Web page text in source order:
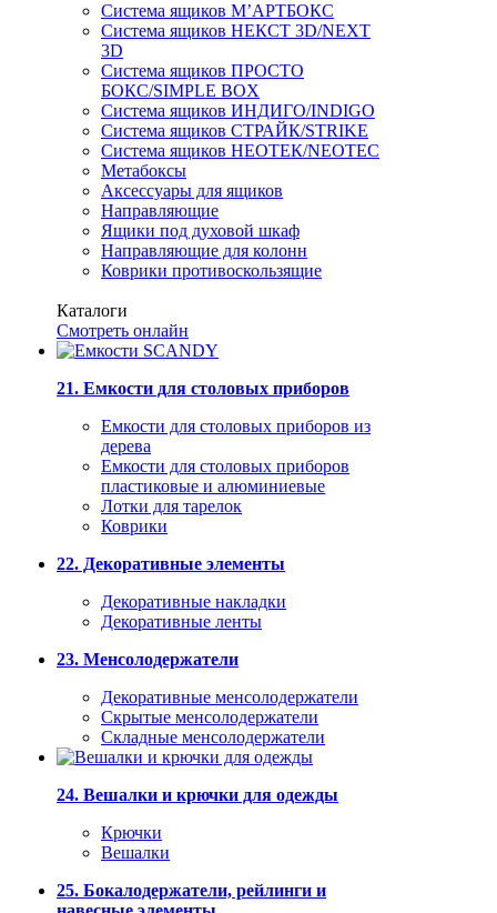
Система ящиков М’АРТБОКС
Система ящиков НЕКСТ 3D/NEXT
3D
Система ящиков ПРОСТО
БОКС/SIMPLE BOX
Система ящиков ИНДИГО/INDIGO
Система ящиков СТРАЙК/STRIKE
Система ящиков НЕОТЕК/NEOTEC
Метабоксы
Аксессуары для ящиков
Направляющие
Ящики под духовой шкаф
Направляющие для колонн
Коврики противоскользящие
Каталоги
Смотреть онлайн
21. Емкости для столовых приборов
Емкости для столовых приборов из
дерева
Емкости для столовых приборов
пластиковые и алюминиевые
Лотки для тарелок
Коврики
22. Декоративные элементы
Декоративные накладки
Декоративные ленты
23. Менсолодержатели
Декоративные менсолодержатели
Скрытые менсолодержатели
Складные менсолодержатели
24. Вешалки и крючки для одежды
Крючки
Вешалки
25. Бокалодержатели, рейлинги и